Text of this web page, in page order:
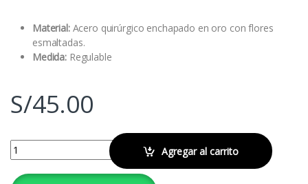
Material:Acero quirúrgico enchapado en oro con flores
esmaltadas.
Medida: Regulable
S/45.00
Brazalete Springquantity Agregar al carrito